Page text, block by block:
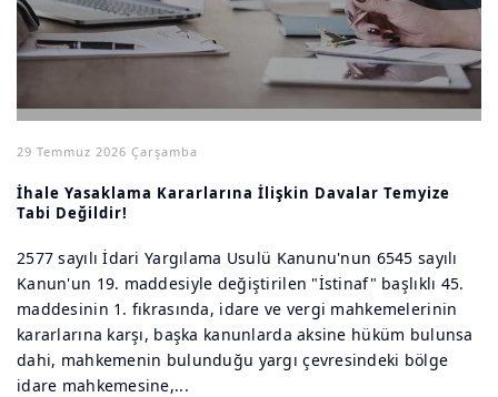
29 Temmuz 2026 Çarşamba
İhale Yasaklama Kararlarına İlişkin Davalar Temyize
Tabi Değildir!
2577 sayılı İdari Yargılama Usulü Kanunu'nun 6545 sayılı
Kanun'un 19. maddesiyle değiştirilen "İstinaf" başlıklı 45.
maddesinin 1. fıkrasında, idare ve vergi mahkemelerinin
kararlarına karşı, başka kanunlarda aksine hüküm bulunsa
dahi, mahkemenin bulunduğu yargı çevresindeki bölge
idare mahkemesine,...